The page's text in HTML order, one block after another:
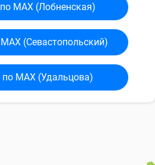
MAX (Лобненская)
(Севасто­польский)
по MAX (Удальцова)